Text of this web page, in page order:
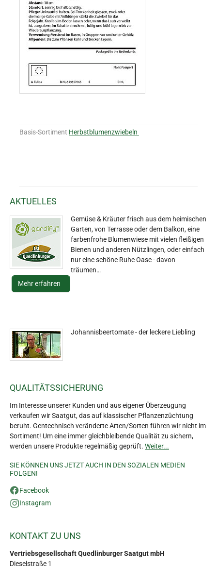
Basis-Sortiment Herbstblumenzwiebeln
AKTUELLES
Gemüse & Kräuter frisch aus dem heimischen
Garten, von Terrasse oder dem Balkon, eine
farbenfrohe Blumenwiese mit vielen fleißigen
Bienen und anderen Nützlingen, oder einfach
nur eine schöne Ruhe Oase - davon
träumen…
Mehr erfahren
Johannisbeertomate - der leckere Liebling
QUALITÄTSSICHERUNG
Im Interesse unserer Kunden und aus eigener Überzeugung
verkaufen wir Saatgut, das auf klassischer Pflanzenzüchtung
beruht. Gentechnisch veränderte Arten/Sorten führen wir nicht im
Sortiment! Um eine immer gleichbleibende Qualität zu sichern,
werden unsere Produkte regelmäßig geprüft. Weiter...
SIE KÖNNEN UNS JETZT AUCH IN DEN SOZIALEN MEDIEN
FOLGEN!
Facebook
Instagram
KONTAKT ZU UNS
Vertriebsgesellschaft Quedlinburger Saatgut mbH
Dieselstraße 1